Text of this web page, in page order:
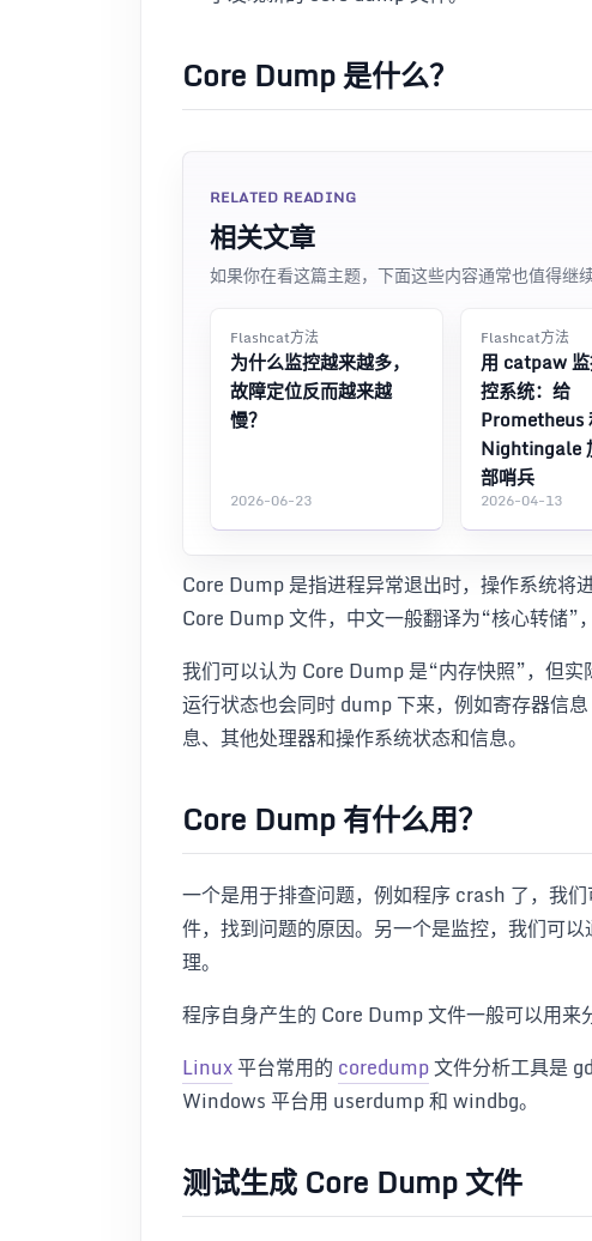
Core Dump 是什么？
RELATED READING
相关文章
如果你在看这篇主题，下面这些内容通常也值得继续
Flashcat方法
为什么监控越来越多，
故障定位反而越来越
慢？
2026-06-23
Flashcat方法
用 catpaw
控系统：给
Prometheus
Nightingale
部哨兵
2026-04-13
Core Dump 是指进程异常退出时，操作系统将
Core Dump 文件，中文一般翻译为“核心转储”
我们可以认为 Core Dump 是“内存快照”，但
运行状态也会同时 dump 下来，例如寄存器信
息、其他处理器和操作系统状态和信息。
Core Dump 有什么用？
一个是用于排查问题，例如程序 crash 了，我
件，找到问题的原因。另一个是监控，我们可
理。
程序自身产生的 Core Dump 文件一般可以用来
Linux平台常用的 coredump文件分析工具是
Windows 平台用 userdump 和 windbg。
测试生成 Core Dump 文件